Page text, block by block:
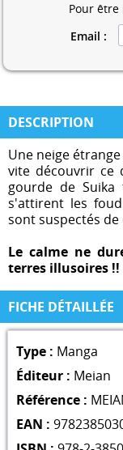
Pour
Email :
DESCRIPTION
Une neige
vite découvrir ce
gourde de
s'attirent les
sont suspectés de
Le calme ne
terres illusoires !!
FICHE DÉTAILLÉE
Type : Manga
Éditeur : Meian
Référence :
EAN :